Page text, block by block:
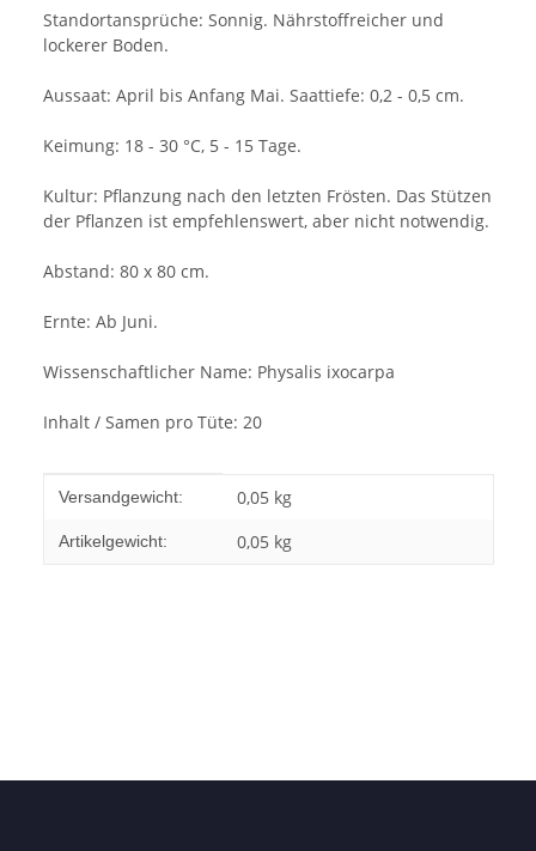
Standortansprüche: Sonnig. Nährstoffreicher und
lockerer Boden.
Aussaat: April bis Anfang Mai. Saattiefe: 0,2 - 0,5 cm.
Keimung: 18 - 30 °C, 5 - 15 Tage.
Kultur: Pflanzung nach den letzten Frösten. Das Stützen
der Pflanzen ist empfehlenswert, aber nicht notwendig.
Abstand: 80 x 80 cm.
Ernte: Ab Juni.
Wissenschaftlicher Name: Physalis ixocarpa
Inhalt / Samen pro Tüte: 20
Produkteigenschaft
Wert
Versandgewicht: 0,05 kg
Artikelgewicht: 0,05 kg